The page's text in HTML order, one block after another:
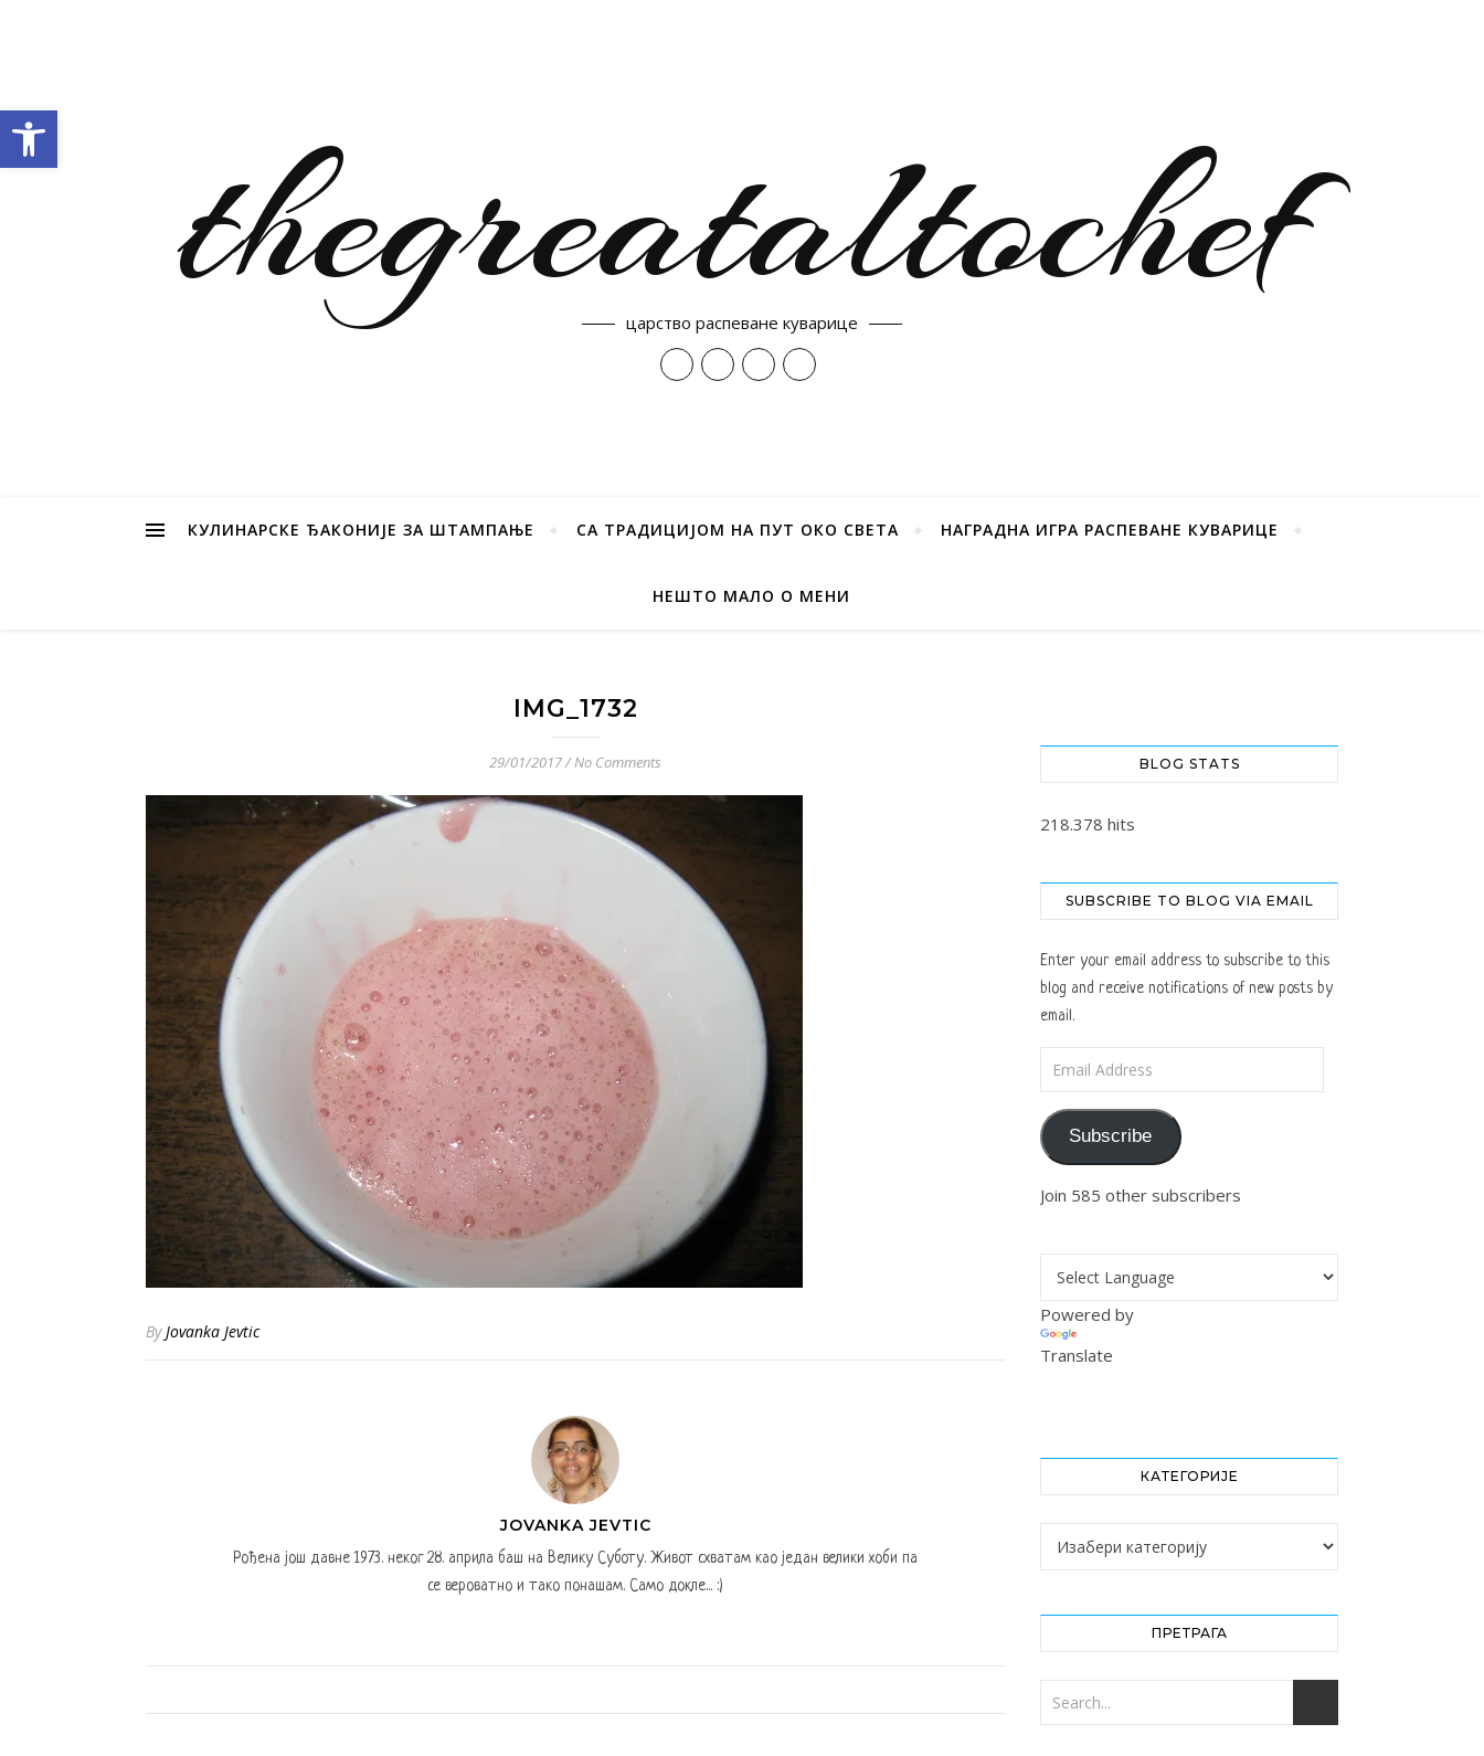
thegreataltochef
царство распеване куварице
КУЛИНАРСКЕ ЂАКОНИЈЕ ЗА ШТАМПАЊЕ СА ТРАДИЦИЈОМ НА ПУТ ОКО СВЕТА НАГРАДНА ИГРА РАСПЕВАНЕ КУВАРИЦЕ
НЕШТО МАЛО О МЕНИ
IMG_1732
29/01/2017/No Comments
ByJovanka Jevtic
JOVANKA JEVTIC
Рођена још давне 1973. неког 28. априла баш на Велику Суботу. Живот схватам као један велики хоби па
се вероватно и тако понашам. Само докле... :)
BLOG STATS
218.378 hits
SUBSCRIBE TO BLOG VIA EMAIL
Enter your email address to subscribe to this
blog and receive notifications of new posts by
email.
Subscribe
Join 585 other subscribers
Powered by
Translate
КАТЕГОРИЈЕ
Категорије
ПРЕТРАГА
Open toolbar